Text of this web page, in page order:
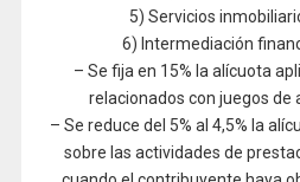
5) Servicios
6) Intermediación
– Se fija en 15% la alícuota
relacionados con juegos de
– Se reduce del 5% al 4,5% la
sobre las actividades de